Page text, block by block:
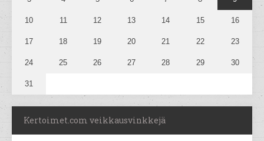
10 11 12 13 14 15 16
17 18 19 20 21 22 23
24 25 26 27 28 29 30
31
Kertoimet.com veikkausvinkkejä